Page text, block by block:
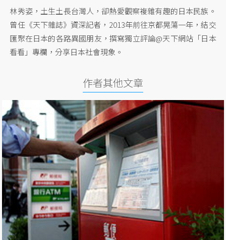
林秀姿，土生土長台灣人，卻熱愛觀察複雜有趣的日本民族。
曾任《天下雜誌》資深記者，2013年前往京都晃蕩一年，結交
匯聚在日本的各路異國朋友，撰寫獨立評論@天下網站「日本
看看」專欄，分享日本社會現象。
作者其他文章